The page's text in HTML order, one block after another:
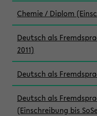
Chemie / Diplom
Deutsch als
2011)
Deutsch als
Deutsch als
(Einschreibung bis